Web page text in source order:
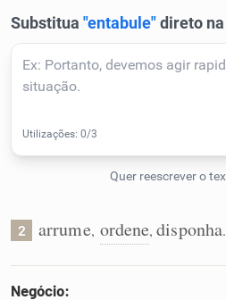
Corrigir Texto
Humanizador de IA
2 arrume, ordene,disponha.
Negócio: